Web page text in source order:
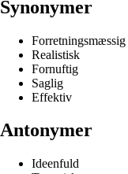
Synonymer
Forretningsmæssig
Realistisk
Fornuftig
Saglig
Effektiv
Antonymer
Ideenfuld